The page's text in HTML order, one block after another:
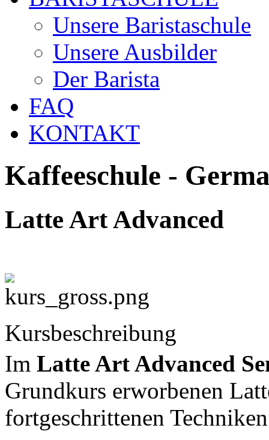
Unsere Baristaschule
Unsere Ausbilder
Der Barista
FAQ
KONTAKT
Kaffeeschule -
Latte Art Advanced
Kursbeschreibung
Im Latte Art Advanced
Grundkurs erworbenen
fortgeschrittenen